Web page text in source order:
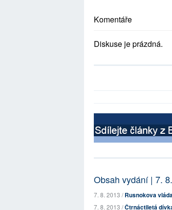
Komentáře
Diskuse je prázdná.
Obsah vydání | 7.
7. 8. 2013 /Rusnokova
7. 8. 2013 /Čtrnáctiletá